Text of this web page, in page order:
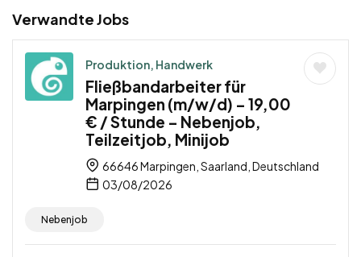
Verwandte Jobs
Produktion, Handwerk
Fließbandarbeiter für
Marpingen (m/w/d) – 19,00
€ / Stunde – Nebenjob,
Teilzeitjob, Minijob
66646 Marpingen, Saarland, Deutschland
03/08/2026
Nebenjob